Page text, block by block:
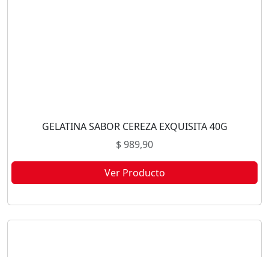
GELATINA SABOR CEREZA EXQUISITA 40G
$989,90
Ver Producto